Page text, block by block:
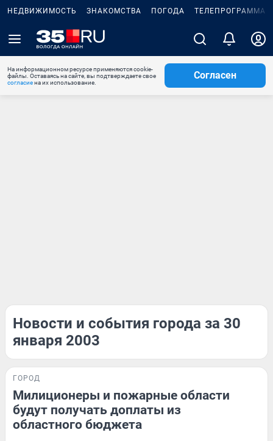
НЕДВИЖИМОСТЬ ЗНАКОМСТВА ПОГОДА ТЕЛЕПРОГРАММА
На информационном ресурсе применяются cookie-
файлы. Оставаясь на сайте, вы подтверждаете свое
согласиена их использование.
Согласен
Новости и события города за 30
января 2003
ГОРОД
Милиционеры и пожарные области
будут получать доплаты из
областного бюджета